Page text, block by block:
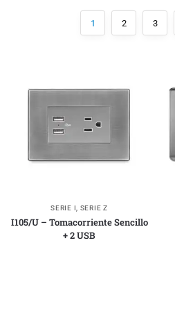
1 2 3
SERIE I SERIE Z
I105/U – Tomacorriente Sencillo
+ 2 USB